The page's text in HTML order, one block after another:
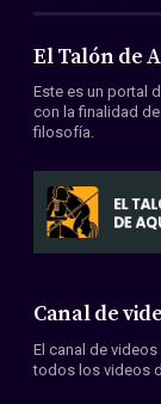
El Talón de
Este es un portal
con la finalidad
filosofía.
Canal de
El canal de videos
todos los videos